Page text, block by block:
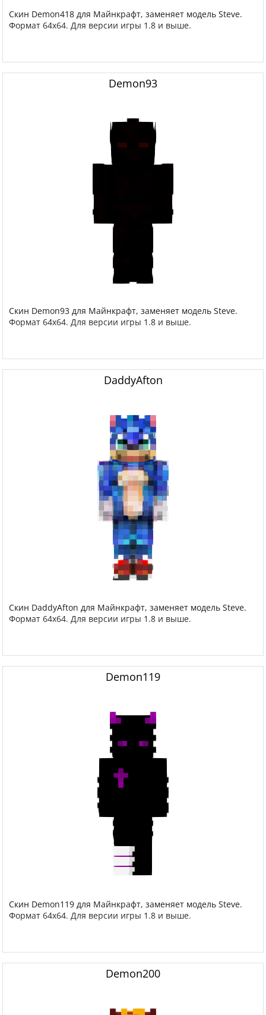
Скин Demon418 для Майнкрафт, заменяет модель Steve.
Формат 64x64. Для версии игры 1.8 и выше.
Demon93
Скин Demon93 для Майнкрафт, заменяет модель Steve.
Формат 64x64. Для версии игры 1.8 и выше.
DaddyAfton
Скин DaddyAfton для Майнкрафт, заменяет модель Steve.
Формат 64x64. Для версии игры 1.8 и выше.
Demon119
Скин Demon119 для Майнкрафт, заменяет модель Steve.
Формат 64x64. Для версии игры 1.8 и выше.
Demon200